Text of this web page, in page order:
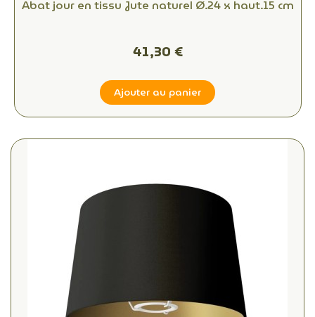
Abat jour en tissu Jute naturel Ø.24 x haut.15 cm
41,30 €
Ajouter au panier